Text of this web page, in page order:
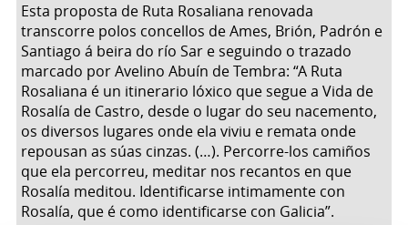
Esta proposta de Ruta Rosaliana renovada
transcorre polos concellos de Ames, Brión, Padrón e
Santiago á beira do río Sar e seguindo o trazado
marcado por Avelino Abuín de Tembra: “A Ruta
Rosaliana é un itinerario lóxico que segue a Vida de
Rosalía de Castro, desde o lugar do seu nacemento,
os diversos lugares onde ela viviu e remata onde
repousan as súas cinzas. (…). Percorre-los camiños
que ela percorreu, meditar nos recantos en que
Rosalía meditou. Identificarse intimamente con
Rosalía, que é como identificarse con Galicia”.